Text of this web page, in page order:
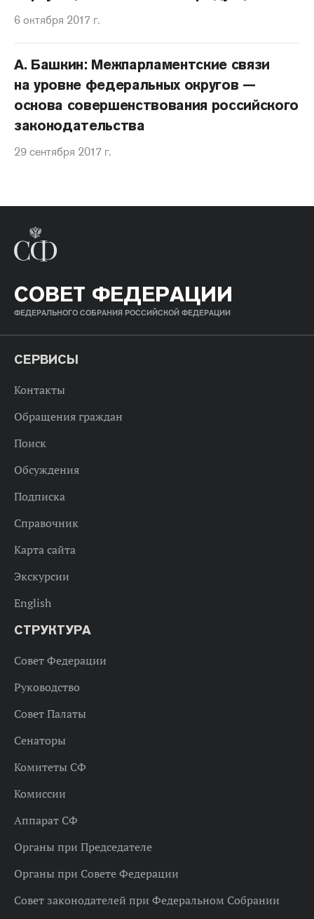
6 октября 2017 г.
А. Башкин: Межпарламентские связи
на уровне федеральных округов —
основа совершенствования российского
законодательства
29 сентября 2017 г.
СОВЕТ ФЕДЕРАЦИИ
ФЕДЕРАЛЬНОГО СОБРАНИЯ РОССИЙСКОЙ ФЕДЕРАЦИИ
СЕРВИСЫ
Контакты
Обращения граждан
Поиск
Обсуждения
Подписка
Справочник
Карта сайта
Экскурсии
English
СТРУКТУРА
Совет Федерации
Руководство
Совет Палаты
Сенаторы
Комитеты СФ
Комиссии
Аппарат СФ
Органы при Председателе
Органы при Совете Федерации
Совет законодателей при Федеральном Собрании